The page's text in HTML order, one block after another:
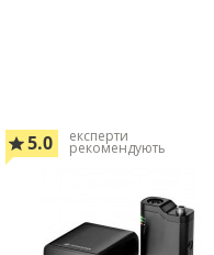
5.0 експерти
рекомендують